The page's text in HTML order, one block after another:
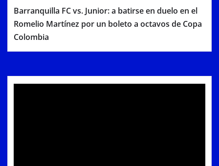
Barranquilla FC vs. Junior: a batirse en duelo en el
Romelio Martínez por un boleto a octavos de Copa
Colombia